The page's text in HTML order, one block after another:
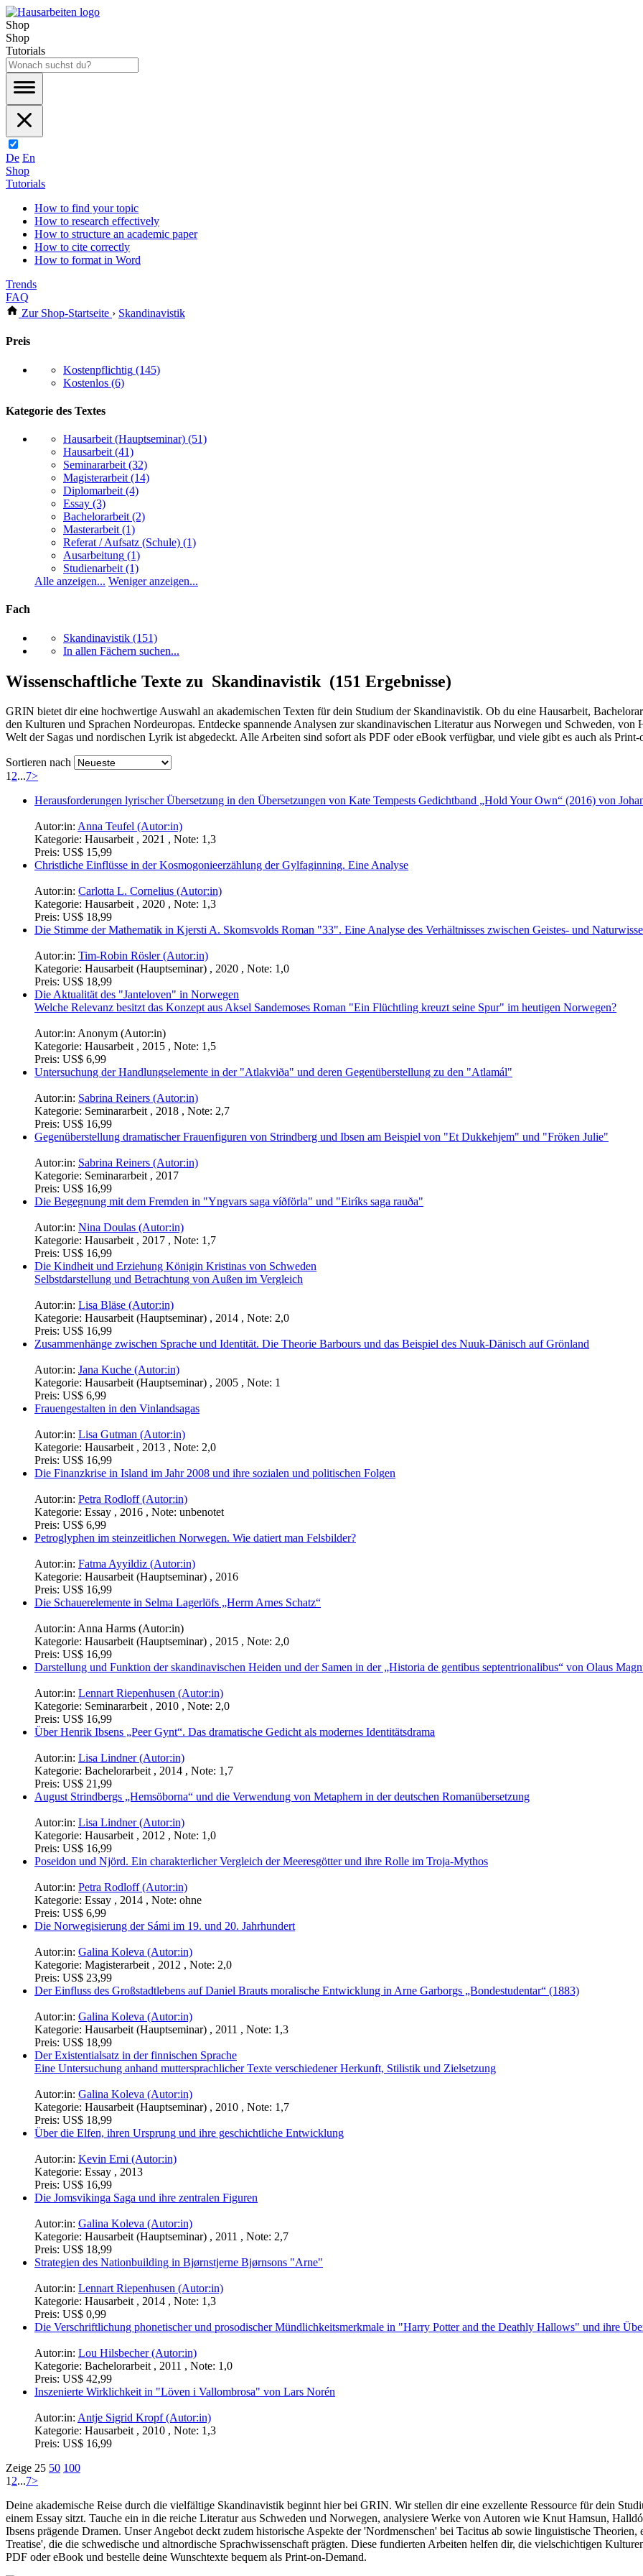
Shop
Shop
Tutorials
De En
Shop
Tutorials
How to find your topic
How to research effectively
How to structure an academic paper
How to cite correctly
How to format in Word
Trends
FAQ
Zur Shop-Startseite › Skandinavistik
Preis
Kostenpflichtig (145)
Kostenlos (6)
Kategorie des Textes
Hausarbeit (Hauptseminar) (51)
Hausarbeit (41)
Seminararbeit (32)
Magisterarbeit (14)
Diplomarbeit (4)
Essay (3)
Bachelorarbeit (2)
Masterarbeit (1)
Referat / Aufsatz (Schule) (1)
Ausarbeitung (1)
Studienarbeit (1)
Alle anzeigen... Weniger anzeigen...
Fach
Skandinavistik (151)
In allen Fächern suchen...
Wissenschaftliche Texte zu Skandinavistik (151 Ergebnisse)
GRIN bietet dir eine hochwertige Auswahl an akademischen Texten für dein Studium der Skandinavistik. Ob du eine Hausarbeit,
den Kulturen und Sprachen Nordeuropas. Entdecke spannende Analysen zur skandinavischen Literatur aus Norwegen und Schweden,
Welt der Sagas und nordischen Lyrik ist abgedeckt. Alle Arbeiten sind sofort als PDF oder eBook verfügbar, und viele gibt es auch als Print-
Sortieren nach
12...7>
Herausforderungen lyrischer Übersetzung in den Übersetzungen von Kate Tempests Gedichtband „Hold Your Own“ (2016) von
Autor:in: Anna Teufel (Autor:in)
Kategorie: Hausarbeit , 2021 , Note: 1,3
Preis: US$ 15,99
Christliche Einflüsse in der Kosmogonieerzählung der Gylfaginning. Eine Analyse
Autor:in: Carlotta L. Cornelius (Autor:in)
Kategorie: Hausarbeit , 2020 , Note: 1,3
Preis: US$ 18,99
Die Stimme der Mathematik in Kjersti A. Skomsvolds Roman "33". Eine Analyse des Verhältnisses zwischen Geistes- und
Autor:in: Tim-Robin Rösler (Autor:in)
Kategorie: Hausarbeit (Hauptseminar) , 2020 , Note: 1,0
Preis: US$ 18,99
Die Aktualität des "Janteloven" in Norwegen
Welche Relevanz besitzt das Konzept aus Aksel Sandemoses Roman "Ein Flüchtling kreuzt seine Spur" im heutigen Norwegen?
Autor:in: Anonym (Autor:in)
Kategorie: Hausarbeit , 2015 , Note: 1,5
Preis: US$ 6,99
Untersuchung der Handlungselemente in der "Atlakviða" und deren Gegenüberstellung zu den "Atlamál"
Autor:in: Sabrina Reiners (Autor:in)
Kategorie: Seminararbeit , 2018 , Note: 2,7
Preis: US$ 16,99
Gegenüberstellung dramatischer Frauenfiguren von Strindberg und Ibsen am Beispiel von "Et Dukkehjem" und "Fröken Julie"
Autor:in: Sabrina Reiners (Autor:in)
Kategorie: Seminararbeit , 2017
Preis: US$ 16,99
Die Begegnung mit dem Fremden in "Yngvars saga víðförla" und "Eiríks saga rauða"
Autor:in: Nina Doulas (Autor:in)
Kategorie: Hausarbeit , 2017 , Note: 1,7
Preis: US$ 16,99
Die Kindheit und Erziehung Königin Kristinas von Schweden
Selbstdarstellung und Betrachtung von Außen im Vergleich
Autor:in: Lisa Bläse (Autor:in)
Kategorie: Hausarbeit (Hauptseminar) , 2014 , Note: 2,0
Preis: US$ 16,99
Zusammenhänge zwischen Sprache und Identität. Die Theorie Barbours und das Beispiel des Nuuk-Dänisch auf Grönland
Autor:in: Jana Kuche (Autor:in)
Kategorie: Hausarbeit (Hauptseminar) , 2005 , Note: 1
Preis: US$ 6,99
Frauengestalten in den Vinlandsagas
Autor:in: Lisa Gutman (Autor:in)
Kategorie: Hausarbeit , 2013 , Note: 2,0
Preis: US$ 16,99
Die Finanzkrise in Island im Jahr 2008 und ihre sozialen und politischen Folgen
Autor:in: Petra Rodloff (Autor:in)
Kategorie: Essay , 2016 , Note: unbenotet
Preis: US$ 6,99
Petroglyphen im steinzeitlichen Norwegen. Wie datiert man Felsbilder?
Autor:in: Fatma Ayyildiz (Autor:in)
Kategorie: Hausarbeit (Hauptseminar) , 2016
Preis: US$ 16,99
Die Schauerelemente in Selma Lagerlöfs „Herrn Arnes Schatz“
Autor:in: Anna Harms (Autor:in)
Kategorie: Hausarbeit (Hauptseminar) , 2015 , Note: 2,0
Preis: US$ 16,99
Darstellung und Funktion der skandinavischen Heiden und der Samen in der „Historia de gentibus septentrionalibus“ von Olaus
Autor:in: Lennart Riepenhusen (Autor:in)
Kategorie: Seminararbeit , 2010 , Note: 2,0
Preis: US$ 16,99
Über Henrik Ibsens „Peer Gynt“. Das dramatische Gedicht als modernes Identitätsdrama
Autor:in: Lisa Lindner (Autor:in)
Kategorie: Bachelorarbeit , 2014 , Note: 1,7
Preis: US$ 21,99
August Strindbergs „Hemsöborna“ und die Verwendung von Metaphern in der deutschen Romanübersetzung
Autor:in: Lisa Lindner (Autor:in)
Kategorie: Hausarbeit , 2012 , Note: 1,0
Preis: US$ 16,99
Poseidon und Njörd. Ein charakterlicher Vergleich der Meeresgötter und ihre Rolle im Troja-Mythos
Autor:in: Petra Rodloff (Autor:in)
Kategorie: Essay , 2014 , Note: ohne
Preis: US$ 6,99
Die Norwegisierung der Sámi im 19. und 20. Jahrhundert
Autor:in: Galina Koleva (Autor:in)
Kategorie: Magisterarbeit , 2012 , Note: 2,0
Preis: US$ 23,99
Der Einfluss des Großstadtlebens auf Daniel Brauts moralische Entwicklung in Arne Garborgs „Bondestudentar“ (1883)
Autor:in: Galina Koleva (Autor:in)
Kategorie: Hausarbeit (Hauptseminar) , 2011 , Note: 1,3
Preis: US$ 18,99
Der Existentialsatz in der finnischen Sprache
Eine Untersuchung anhand muttersprachlicher Texte verschiedener Herkunft, Stilistik und Zielsetzung
Autor:in: Galina Koleva (Autor:in)
Kategorie: Hausarbeit (Hauptseminar) , 2010 , Note: 1,7
Preis: US$ 18,99
Über die Elfen, ihren Ursprung und ihre geschichtliche Entwicklung
Autor:in: Kevin Erni (Autor:in)
Kategorie: Essay , 2013
Preis: US$ 16,99
Die Jomsvikinga Saga und ihre zentralen Figuren
Autor:in: Galina Koleva (Autor:in)
Kategorie: Hausarbeit (Hauptseminar) , 2011 , Note: 2,7
Preis: US$ 18,99
Strategien des Nationbuilding in Bjørnstjerne Bjørnsons "Arne"
Autor:in: Lennart Riepenhusen (Autor:in)
Kategorie: Hausarbeit , 2014 , Note: 1,3
Preis: US$ 0,99
Die Verschriftlichung phonetischer und prosodischer Mündlichkeitsmerkmale in "Harry Potter and the Deathly Hallows" und ihre
Autor:in: Lou Hilsbecher (Autor:in)
Kategorie: Bachelorarbeit , 2011 , Note: 1,0
Preis: US$ 42,99
Inszenierte Wirklichkeit in "Löven i Vallombrosa" von Lars Norén
Autor:in: Antje Sigrid Kropf (Autor:in)
Kategorie: Hausarbeit , 2010 , Note: 1,3
Preis: US$ 16,99
Zeige 25 50 100
12...7>
Deine akademische Reise durch die vielfältige Skandinavistik beginnt hier bei GRIN. Wir stellen dir eine exzellente Ressource für dein
einem Essay sitzt. Tauche ein in die reiche Literatur aus Schweden und Norwegen, analysiere Werke von Autoren wie Knut Hamsun,
Ibsens prägende Dramen. Unser Angebot deckt zudem historische Aspekte der 'Nordmenschen' bei Tacitus ab sowie linguistische
Treatise', die die schwedische und altnordische Sprachwissenschaft prägten. Diese fundierten Arbeiten helfen dir, die vielschichtigen
PDF oder eBook und bestelle deine Wunschtexte bequem als Print-on-Demand.